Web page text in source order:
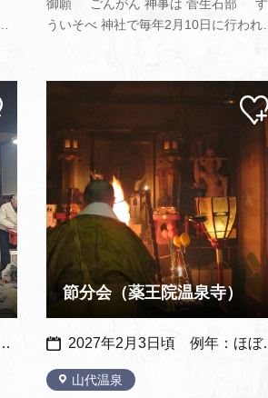
御願 ごんがん 神事は 菅生石部
ういそべ 神社で毎年2月10日に行われま
節分会（薬王院温泉寺）
山代温泉
2027年2月3日頃 例年：ほぼ同日開催
マイ
ペー
追加